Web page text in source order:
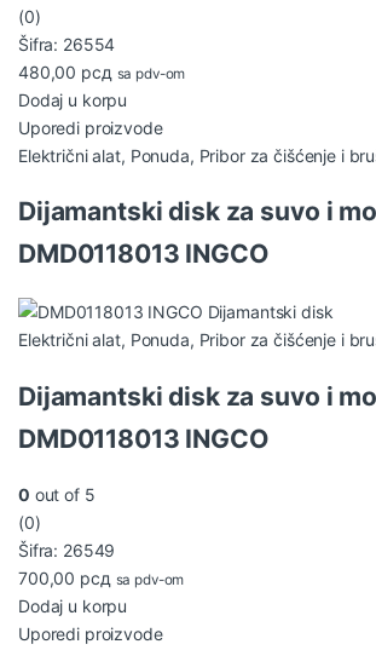
(0)
Šifra: 26554
480,00 рсд sa pdv-om
Dodaj u korpu
Uporedi proizvode
Električni alat, Ponuda, Pribor za čišćenje i
Dijamantski disk za suvo i
DMD0118013 INGCO
Električni alat, Ponuda, Pribor za čišćenje i
Dijamantski disk za suvo i
DMD0118013 INGCO
0 out of 5
(0)
Šifra: 26549
700,00 рсд sa pdv-om
Dodaj u korpu
Uporedi proizvode